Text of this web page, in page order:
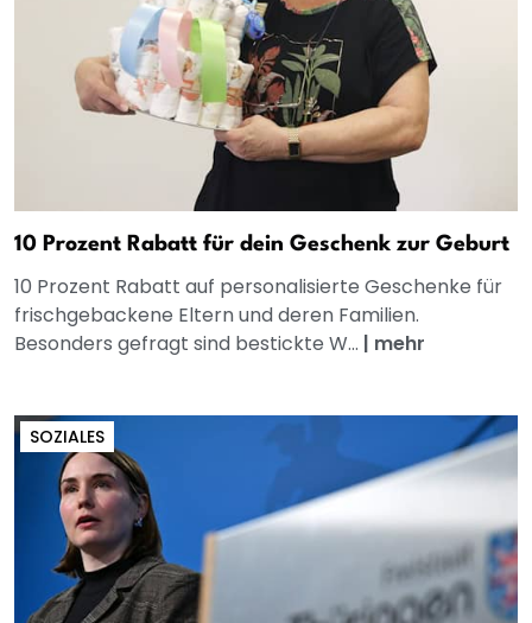
10 Prozent Rabatt für dein Geschenk zur Geburt
10 Prozent Rabatt auf personalisierte Geschenke für
frischgebackene Eltern und deren Familien.
Besonders gefragt sind bestickte W... | mehr
SOZIALES